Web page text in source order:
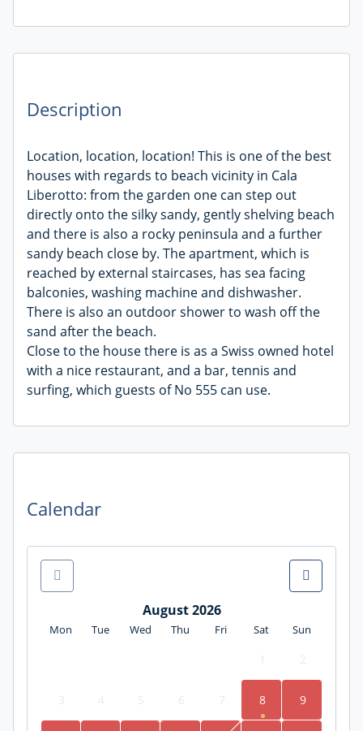
Description
Location, location, location! This is one of the best
houses with regards to beach vicinity in Cala
Liberotto: from the garden one can step out
directly onto the silky sandy, gently shelving beach
and there is also a rocky peninsula and a further
sandy beach close by. The apartment, which is
reached by external staircases, has sea facing
balconies, washing machine and dishwasher.
There is also an outdoor shower to wash off the
sand after the beach.
Close to the house there is as a Swiss owned hotel
with a nice restaurant, and a bar, tennis and
surfing, which guests of No 555 can use.
Calendar
August 2026
Mon Tue Wed Thu Fri Sat Sun
2
3 4 5 6 7 8 9